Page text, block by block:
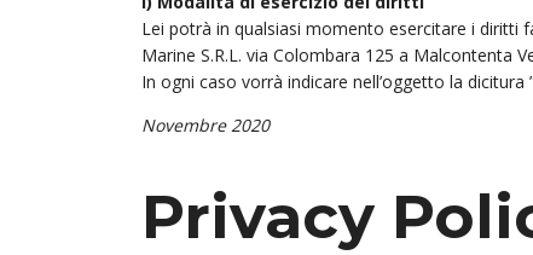
Lei potrà in qualsiasi momento esercitare i diritti
Marine S.R.L. via Colombara 125 a Malcontenta
In ogni caso vorrà indicare nell’oggetto la dicitura
Novembre 2020
Privacy